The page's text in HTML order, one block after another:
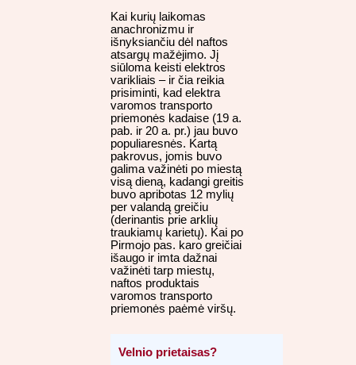
Kai kurių laikomas
anachronizmu ir
išnyksiančiu dėl naftos
atsargų mažėjimo. Jį
siūloma keisti elektros
varikliais – ir čia reikia
prisiminti, kad elektra
varomos transporto
priemonės kadaise (19 a.
pab. ir 20 a. pr.) jau buvo
populiaresnės. Kartą
pakrovus, jomis buvo
galima važinėti po miestą
visą dieną, kadangi greitis
buvo apribotas 12 mylių
per valandą greičiu
(derinantis prie arklių
traukiamų karietų). Kai po
Pirmojo pas. karo greičiai
išaugo ir imta dažnai
važinėti tarp miestų,
naftos produktais
varomos transporto
priemonės paėmė viršų.
Velnio prietaisas?